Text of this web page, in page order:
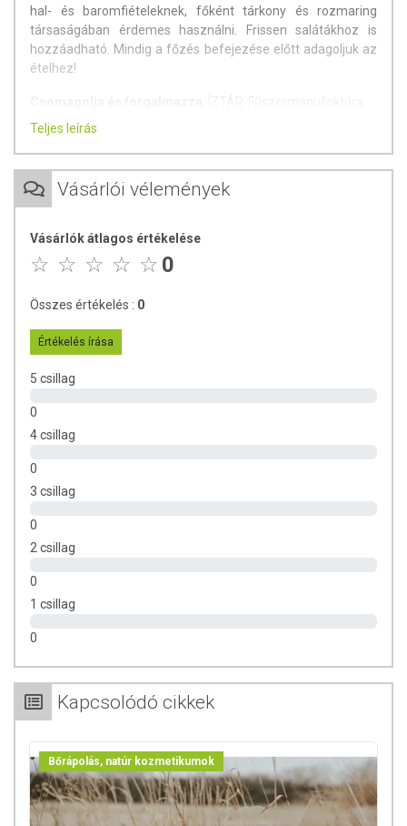
hal- és baromfiételeknek, főként tárkony és rozmaring
társaságában érdemes használni. Frissen salátákhoz is
hozzáadható. Mindig a főzés befejezése előtt adagoljuk az
ételhez!
Kft.
Származási hely: Magyarország
Hűvös, száraz, napfénytől védett helyen kell tárolni.
Teljes leírás
Vásárlói vélemények
Vásárlók átlagos értékelése
0
Összes értékelés : 0
Értékelés írása
5 csillag
0
4 csillag
0
3 csillag
0
2 csillag
0
1 csillag
0
Kapcsolódó cikkek
Bőrápolás, natúr kozmetikumok